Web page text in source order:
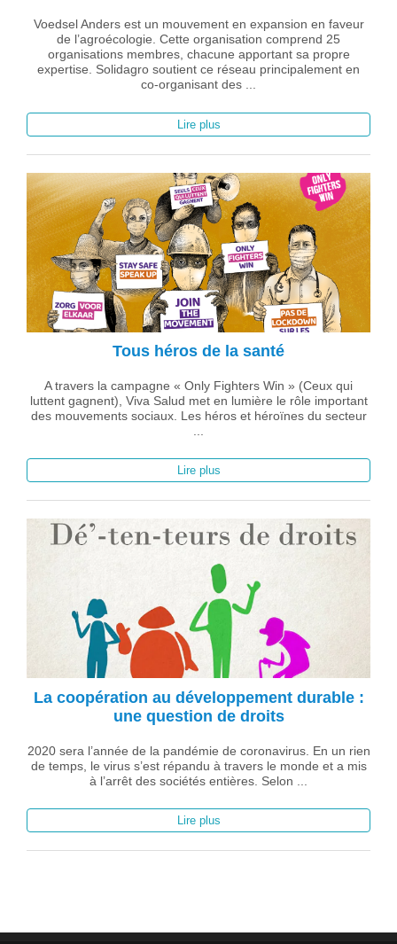
Voedsel Anders est un mouvement en expansion en faveur
de l’agroécologie. Cette organisation comprend 25
organisations membres, chacune apportant sa propre
expertise. Solidagro soutient ce réseau principalement en
co-organisant des ...
Lire plus
Tous héros de la santé
A travers la campagne « Only Fighters Win » (Ceux qui
luttent gagnent), Viva Salud met en lumière le rôle important
des mouvements sociaux. Les héros et héroïnes du secteur
Lire plus
La coopération au développement durable :
une question de droits
2020 sera l’année de la pandémie de coronavirus. En un rien
de temps, le virus s’est répandu à travers le monde et a mis
à l’arrêt des sociétés entières. Selon ...
Lire plus